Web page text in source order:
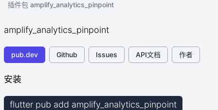
插件包 amplify_analytics_pinpoint
amplify_analytics_pinpoint
pub.dev Github Issues API文档 作者
安装
flutter pub add amplify_analytics_pinpoint